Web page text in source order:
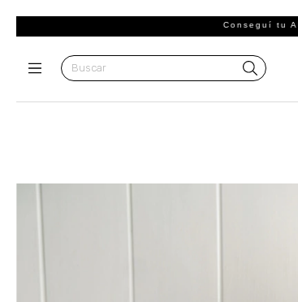
Conseguí tu AB con 15% OFF + 3 y